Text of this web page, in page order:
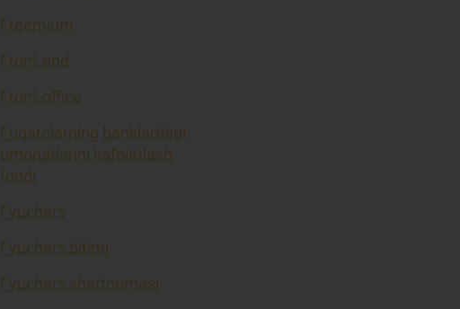
Freemium
Front-end
Front-office
Fuqarolarning banklardagi
omonatlarini kafolatlash
fondi
Fyuchers
Fyuchers bitimi
Fyuchers shartnomasi